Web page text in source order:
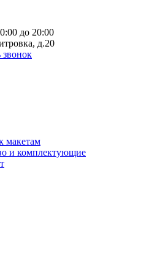
до 20:00
д.20
звонок
макетам
и комплектующие